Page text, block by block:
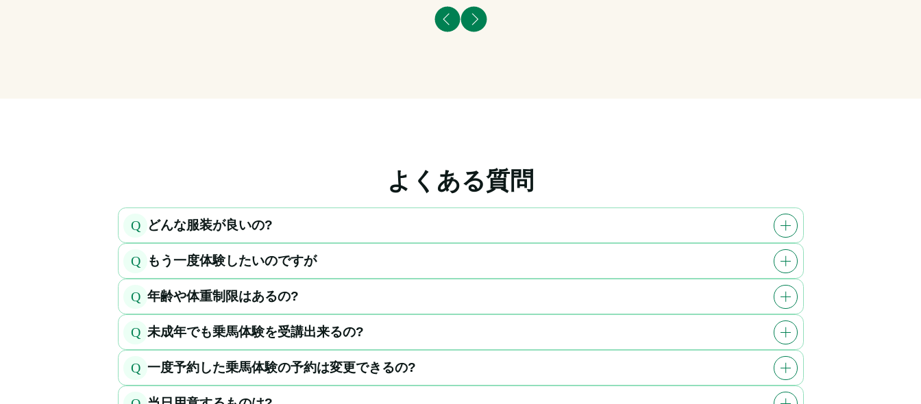
よくある質問
Q どんな服装が良いの?
Q もう一度体験したいのですが
Q 年齢や体重制限はあるの?
Q 未成年でも乗馬体験を受講出来るの?
Q 一度予約した乗馬体験の予約は変更できるの?